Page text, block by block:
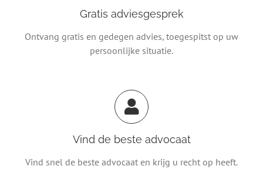
Gratis adviesgesprek
Ontvang gratis en gedegen advies, toegespitst op uw
persoonlijke situatie.
Vind de beste advocaat
Vind snel de beste advocaat en krijg u recht op heeft.